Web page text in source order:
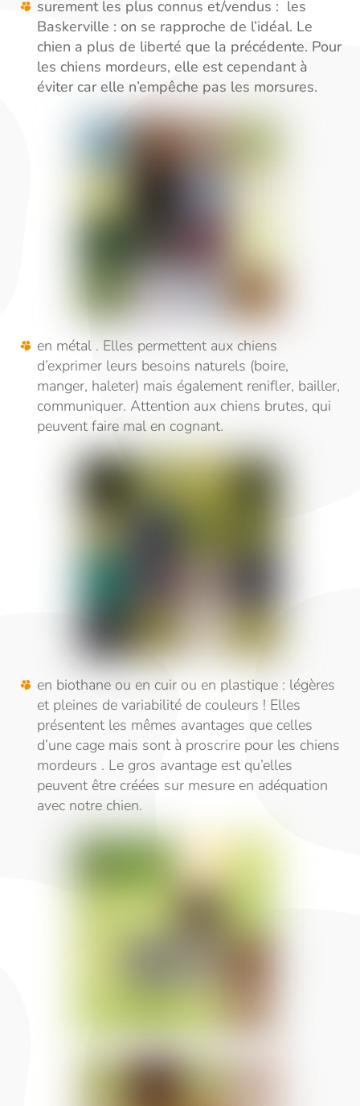
surement les plus connus et/vendus : les
Baskerville : on se rapproche de l’idéal. Le
chien a plus de liberté que la précédente. Pour
les chiens mordeurs, elle est cependant à
éviter car elle n’empêche pas les morsures.
en métal . Elles permettent aux chiens
d’exprimer leurs besoins naturels (boire,
manger, haleter) mais également renifler, bailler,
communiquer. Attention aux chiens brutes, qui
peuvent faire mal en cognant.
en biothane ou en cuir ou en plastique : légères
et pleines de variabilité de couleurs ! Elles
présentent les mêmes avantages que celles
d’une cage mais sont à proscrire pour les chiens
mordeurs . Le gros avantage est qu’elles
peuvent être créées sur mesure en adéquation
avec notre chien.